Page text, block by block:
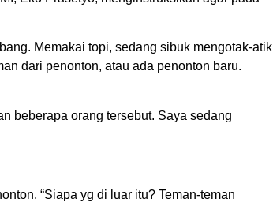
Memakai topi, sedang sibuk mengotak-atik
dari penonton, atau ada penonton baru.
beberapa orang tersebut. Saya sedang
“Siapa yg di luar itu? Teman-teman